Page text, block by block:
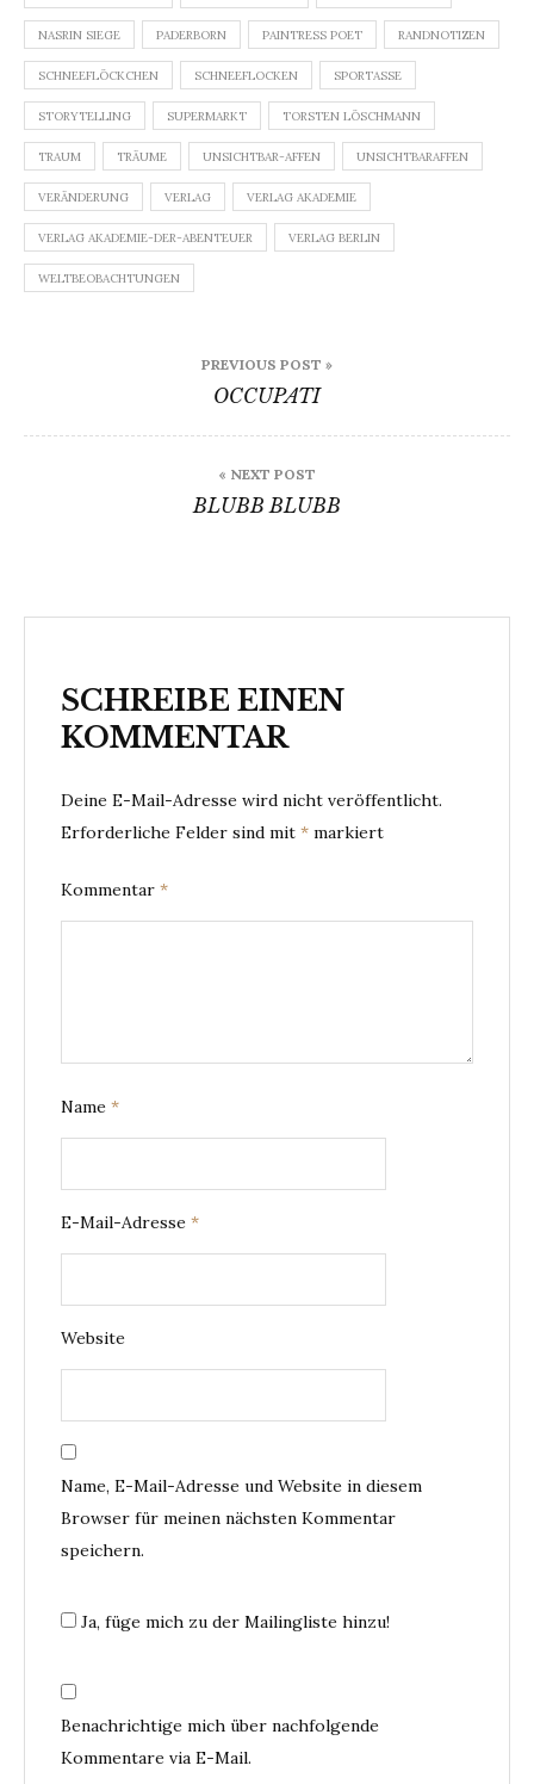
NASRIN SIEGE PADERBORN PAINTRESS POET RANDNOTIZEN
SCHNEEFLÖCKCHEN SCHNEEFLOCKEN SPORTASSE
STORYTELLING SUPERMARKT TORSTEN LÖSCHMANN
TRAUM TRÄUME UNSICHTBAR-AFFEN UNSICHTBARAFFEN
VERÄNDERUNG VERLAG VERLAG AKADEMIE
VERLAG AKADEMIE-DER-ABENTEUER VERLAG BERLIN
WELTBEOBACHTUNGEN
PREVIOUS POST »
OCCUPATI
« NEXT POST
BLUBB BLUBB
SCHREIBE EINEN
KOMMENTAR
Deine E-Mail-Adresse wird nicht veröffentlicht.
Erforderliche Felder sind mit * markiert
Kommentar *
Name *
E-Mail-Adresse *
Website
Name, E-Mail-Adresse und Website in diesem
Browser für meinen nächsten Kommentar
speichern.
Ja, füge mich zu der Mailingliste hinzu!
Benachrichtige mich über nachfolgende
Kommentare via E-Mail.